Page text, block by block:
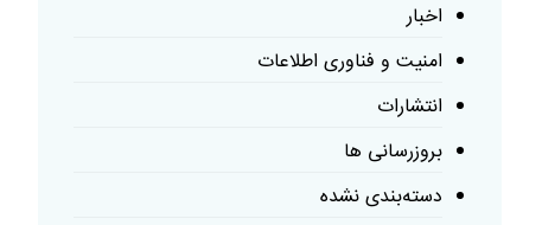
اخبار
امنیت و فناوری اطلاعات
انتشارات
بروزرسانی ها
دسته‌بندی نشده